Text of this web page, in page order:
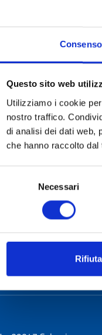
Consenso
Questo sito web
Utilizziamo i cookie
nostro traffico.
di analisi dei dati web,
che hanno raccolto
Necessari
Rifiuta